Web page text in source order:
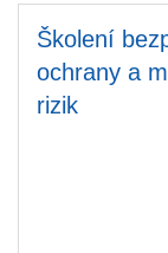
Školení
ochrany a
rizik